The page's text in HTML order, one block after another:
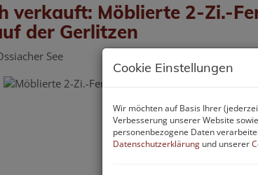
verkauft: Möblierte 2-Zi.-
der Gerlitzen
See
Cookie Einstellungen
Wir möchten auf Basis Ihrer
Verbesserung unserer Website
personenbezogene Daten
Datenschutzerklärung und unserer